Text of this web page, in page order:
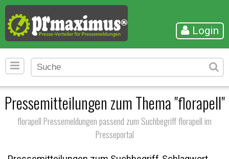
Login
Pressemitteilungen zum Thema "florapell"
florapell Pressemeldungen passend zum Suchbegriff florapell im
Presseportal